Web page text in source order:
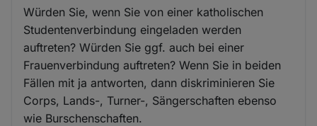
Würden Sie, wenn Sie von einer katholischen
Studentenverbindung eingeladen werden
auftreten? Würden Sie ggf. auch bei einer
Frauenverbindung auftreten? Wenn Sie in beiden
Fällen mit ja antworten, dann diskriminieren Sie
Corps, Lands-, Turner-, Sängerschaften ebenso
wie Burschenschaften.